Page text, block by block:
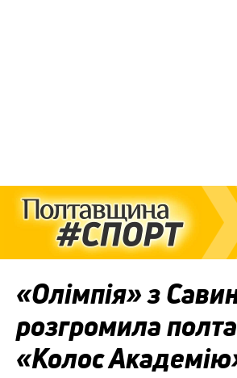
«Олімпія» з
розгромила
«Колос